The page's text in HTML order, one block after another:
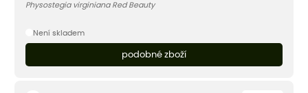
Physostegia virginiana Red Beauty
Není skladem
podobné zboží